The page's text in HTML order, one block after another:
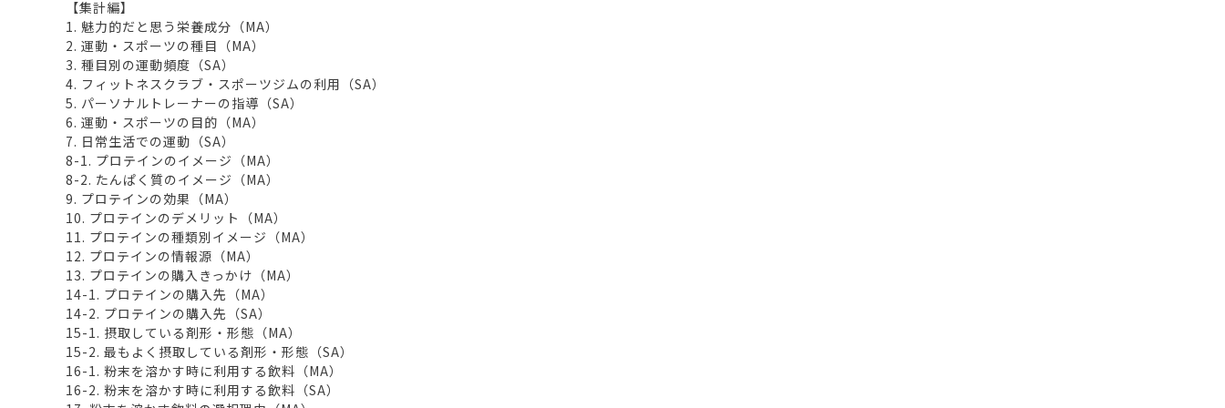
【集計編】
1. 魅力的だと思う栄養成分（MA）
2. 運動・スポーツの種目（MA）
3. 種目別の運動頻度（SA）
4. フィットネスクラブ・スポーツジムの利用（SA）
5. パーソナルトレーナーの指導（SA）
6. 運動・スポーツの目的（MA）
7. 日常生活での運動（SA）
8-1. プロテインのイメージ（MA）
8-2. たんぱく質のイメージ（MA）
9. プロテインの効果（MA）
10. プロテインのデメリット（MA）
11. プロテインの種類別イメージ（MA）
12. プロテインの情報源（MA）
13. プロテインの購入きっかけ（MA）
14-1. プロテインの購入先（MA）
14-2. プロテインの購入先（SA）
15-1. 摂取している剤形・形態（MA）
15-2. 最もよく摂取している剤形・形態（SA）
16-1. 粉末を溶かす時に利用する飲料（MA）
16-2. 粉末を溶かす時に利用する飲料（SA）